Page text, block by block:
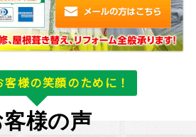
客様の笑顔のために！
客様の声